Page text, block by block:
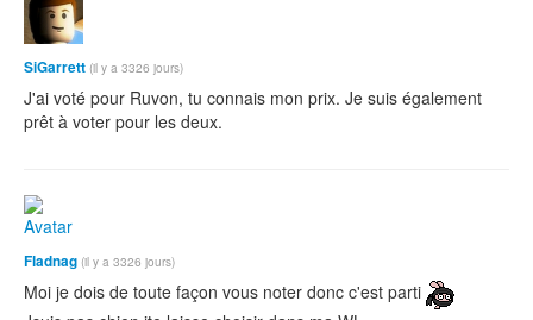
SiGarrett (il y a 3326 jours)
J'ai voté pour Ruvon, tu connais mon prix. Je suis également
prêt à voter pour les deux.
Fladnag (il y a 3326 jours)
Moi je dois de toute façon vous noter donc c'est parti